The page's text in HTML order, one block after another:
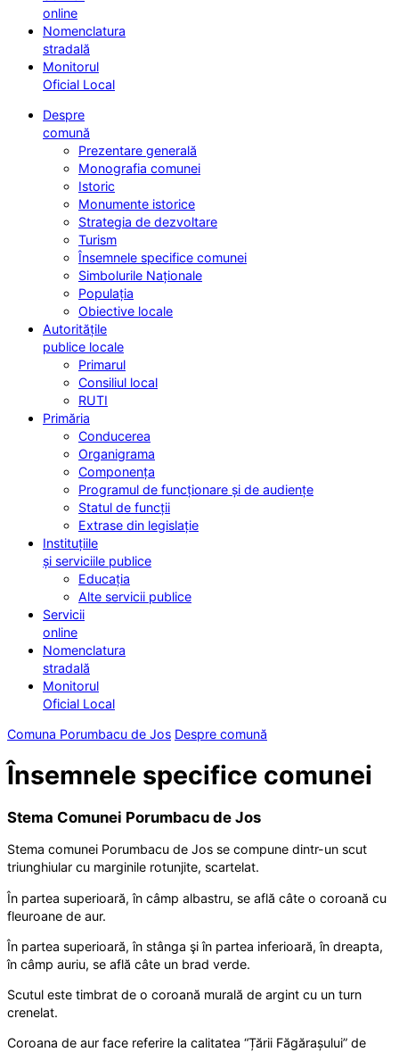
online
Nomenclatura
stradală
Monitorul
Oficial Local
Despre
comună
Prezentare generală
Monografia comunei
Istoric
Monumente istorice
Strategia de dezvoltare
Turism
Însemnele specifice comunei
Simbolurile Naționale
Populația
Obiective locale
Autoritățile
publice locale
Primarul
Consiliul local
RUTI
Primăria
Conducerea
Organigrama
Componența
Programul de funcționare și de audiențe
Statul de funcții
Extrase din legislație
Instituțiile
și serviciile publice
Educația
Alte servicii publice
Servicii
online
Nomenclatura
stradală
Monitorul
Oficial Local
Comuna Porumbacu de Jos Despre comună
Însemnele specifice comunei
Stema Comunei Porumbacu de Jos
Stema comunei Porumbacu de Jos se compune dintr-un scut
triunghiular cu marginile rotunjite, scartelat.
În partea superioară, în câmp albastru, se află câte o coroană cu
fleuroane de aur.
În partea superioară, în stânga şi în partea inferioară, în dreapta,
în câmp auriu, se află câte un brad verde.
Scutul este timbrat de o coroană murală de argint cu un turn
crenelat.
Coroana de aur face referire la calitatea “Țării Făgărașului” de